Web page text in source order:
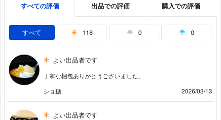
すべての評価 出品での評価 購入での評価
すべて 118 0 0
よい出品者です
丁寧な梱包ありがとうございました。
ショ糖
2026/03/13
よい出品者です